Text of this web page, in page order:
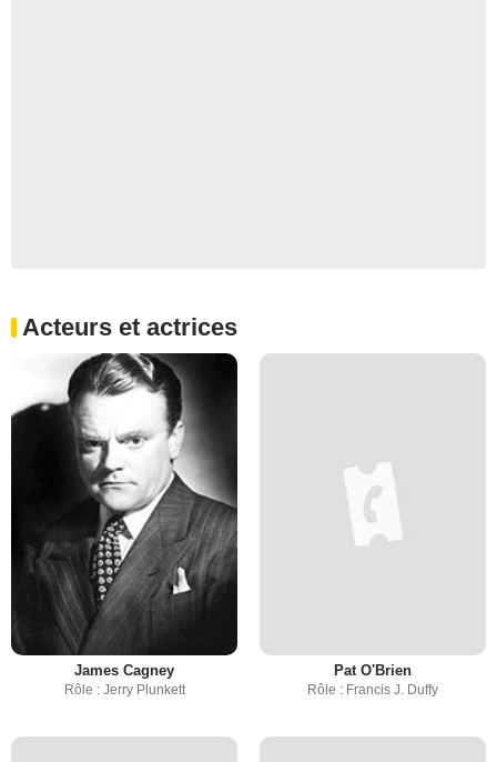
Acteurs et actrices
James Cagney
Rôle : Jerry Plunkett
Pat O'Brien
Rôle : Francis J. Duffy